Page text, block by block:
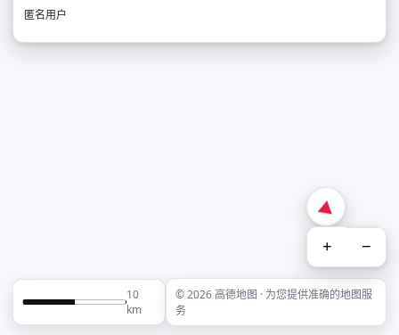
匿名用户
+ −
10
km
© 2026 高德地图 · 为您提供准确的地图服
务